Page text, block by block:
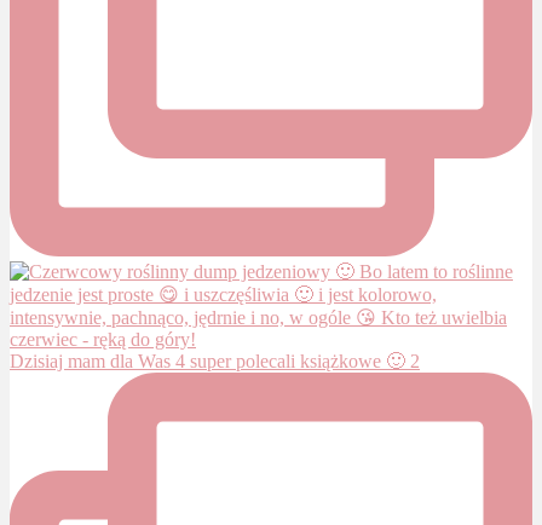
Dzisiaj mam dla Was 4 super polecali książkowe 🙂 2